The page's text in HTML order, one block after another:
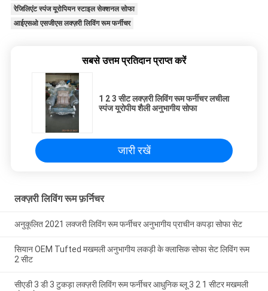
रेजिलिएंट स्पंज यूरोपियन स्टाइल सेक्शनल सोफा
आईएसओ एसजीएस लक्ज़री लिविंग रूम फर्नीचर
सबसे उत्तम प्रतिदान प्राप्त करें
1 2 3 सीट लक्ज़री लिविंग रूम फर्नीचर लचीला
स्पंज यूरोपीय शैली अनुभागीय सोफा
जारी रखें
लक्ज़री लिविंग रूम फ़र्निचर
अनुकूलित 2021 लक्जरी लिविंग रूम फर्नीचर अनुभागीय प्राचीन कपड़ा सोफा सेट
सियान OEM Tufted मखमली अनुभागीय लकड़ी के क्लासिक सोफा सेट लिविंग रूम
2 सीट
सीएडी 3 डी 3 टुकड़ा लक्ज़री लिविंग रूम फर्नीचर आधुनिक ब्लू 3 2 1 सीटर मखमली